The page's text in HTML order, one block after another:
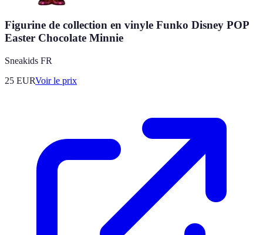
Figurine de collection en vinyle Funko Disney POP
Easter Chocolate Minnie
Sneakids FR
25 EURVoir le prix